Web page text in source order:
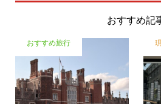
おすすめ記
おすすめ旅行